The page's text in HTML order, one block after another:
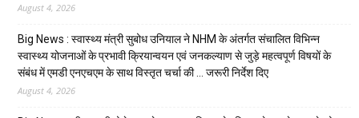
August 4, 2026
Big News : स्वास्थ्य मंत्री सुबोध उनियाल ने NHM के अंतर्गत संचालित विभिन्न
स्वास्थ्य योजनाओं के प्रभावी क्रियान्वयन एवं जनकल्याण से जुड़े महत्वपूर्ण विषयों के
संबंध में एमडी एनएचएम के साथ विस्तृत चर्चा की … जरूरी निर्देश दिए
August 4, 2026